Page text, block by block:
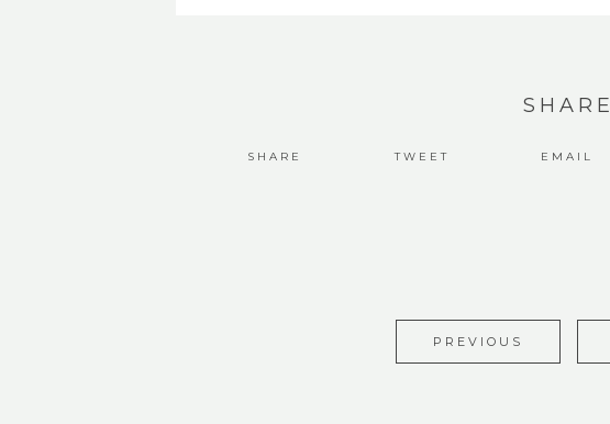
SHARE
SHARE TWEET EMAIL
PREVIOUS